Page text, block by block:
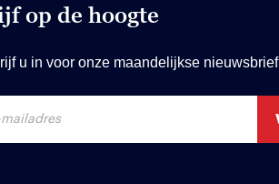
op de hoogte
u in voor onze maandelijkse nieuwsbrief